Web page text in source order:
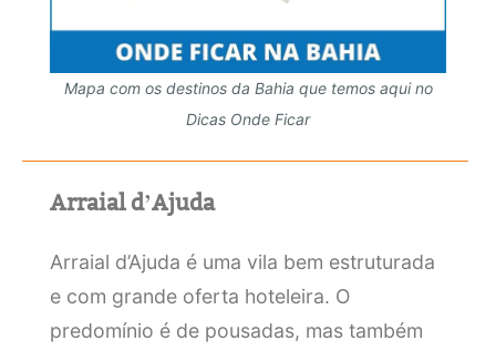
Mapa com os destinos da Bahia que temos aqui no
Dicas Onde Ficar
Arraial d’Ajuda
Arraial d’Ajuda é uma vila bem estruturada
e com grande oferta hoteleira. O
predomínio é de pousadas, mas também